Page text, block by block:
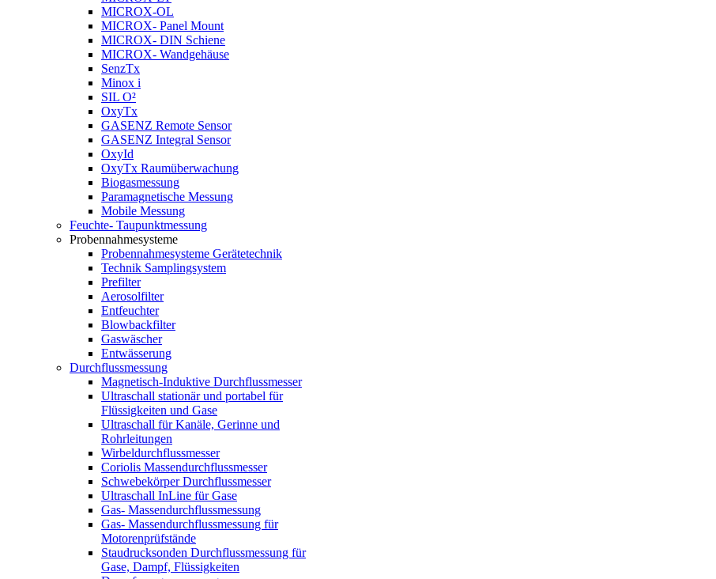
MICROX-OL
MICROX- Panel Mount
MICROX- DIN Schiene
MICROX- Wandgehäuse
SenzTx
Minox i
SIL O²
OxyTx
GASENZ Remote Sensor
GASENZ Integral Sensor
OxyId
OxyTx Raumüberwachung
Biogasmessung
Paramagnetische Messung
Mobile Messung
Feuchte- Taupunktmessung
Probennahmesysteme
Probennahmesysteme Gerätetechnik
Technik Samplingsystem
Prefilter
Aerosolfilter
Entfeuchter
Blowbackfilter
Gaswäscher
Entwässerung
Durchflussmessung
Magnetisch-Induktive Durchflussmesser
Ultraschall stationär und portabel für
Flüssigkeiten und Gase
Ultraschall für Kanäle, Gerinne und
Rohrleitungen
Wirbeldurchflussmesser
Coriolis Massendurchflussmesser
Schwebekörper Durchflussmesser
Ultraschall InLine für Gase
Gas- Massendurchflussmessung
Gas- Massendurchflussmessung für
Motorenprüfstände
Staudrucksonden Durchflussmessung für
Gase, Dampf, Flüssigkeiten